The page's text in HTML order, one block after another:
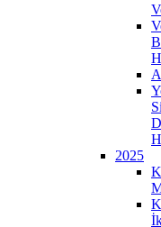
2025